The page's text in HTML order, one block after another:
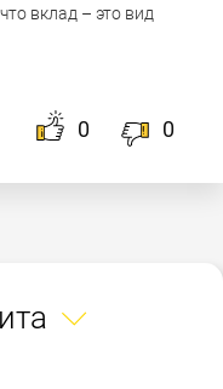
вклад – это вид
0 0